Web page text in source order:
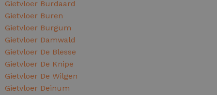
Gietvloer Burdaard
Gietvloer Buren
Gietvloer Burgum
Gietvloer Damwald
Gietvloer De Blesse
Gietvloer De Knipe
Gietvloer De Wilgen
Gietvloer Deinum